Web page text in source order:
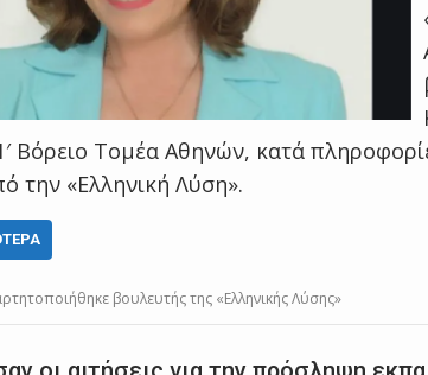
Βόρειο Τομέα Αθηνών, κατά
την «Ελληνική Λύση».
βουλευτής της «Ελληνικής Λύσης»